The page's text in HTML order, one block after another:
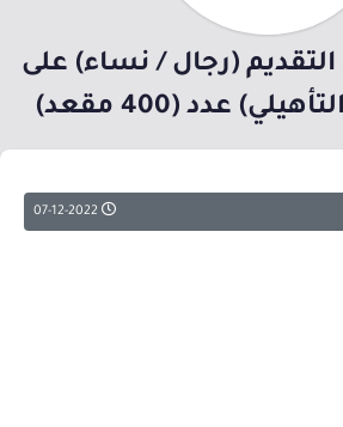
التقديم (رجال / نساء) على
عدد (400 مقعد)